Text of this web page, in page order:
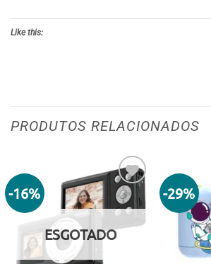
Like this:
PRODUTOS RELACIONADOS
-16%
Adicionar
aos meus
desejos
ESGOTADO
-29%